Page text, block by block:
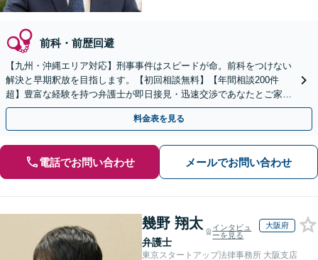
前科・前歴回避
【九州・沖縄エリア対応】刑事事件はスピードが命。前科をつけない
解決と早期釈放を目指します。【初回相談無料】【年間相談200件
超】豊富な経験を持つ弁護士が即日接見・迅速交渉であなたとご家族
を守ります。今すぐご相談ください【英語対応可能】
料金表を見る
電話でお問い合わせ メールでお問い合わせ
幾野 翔太
弁護士
インタビュ
ーを見る
大阪府
東京スタートアップ法律事務所 大阪支店